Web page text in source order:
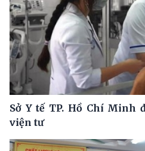
Sở Y tế TP. Hồ Chí Minh
viện tư